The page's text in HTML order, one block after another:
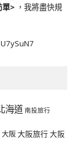
單> ，我將盡快規
海道 南投旅行
大阪大阪旅行大阪